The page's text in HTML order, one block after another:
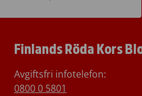
Finlands Röda Kors
Avgiftsfri infotelefon:
0800 0 5801